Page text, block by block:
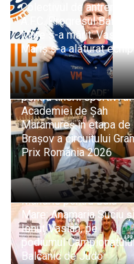
Colectivul de antrenori al
A.F.C. Progresul Baia
Mare s-a mărit: Vasile
Mariș s-a alăturat
Evoluții promițătoare
pentru tinerii sportivi ai
Academiei de Șah
Maramureș în etapa de
Brașov a circuitului
Prix România 2026
Mândrie pentru Baia
Mare: Anamaria Suciu și
Ionuț Vasian, pe
podiumul Campionatului
Balcanic de Judo